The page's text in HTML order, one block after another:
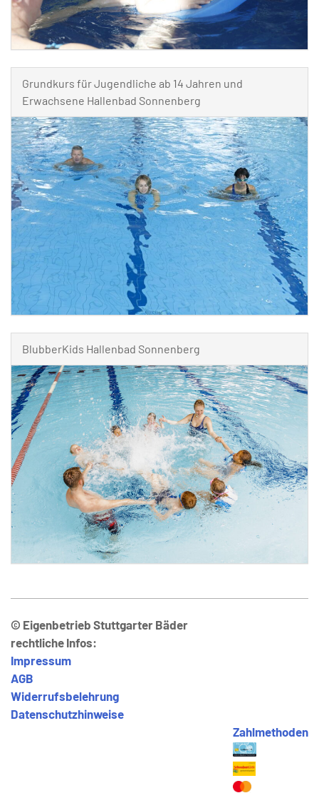
Grundkurs für Jugendliche ab 14 Jahren und
Erwachsene Hallenbad Sonnenberg
BlubberKids Hallenbad Sonnenberg
© Eigenbetrieb Stuttgarter Bäder
rechtliche Infos:
Impressum
AGB
Widerrufsbelehrung
Datenschutzhinweise
Zahlmethoden